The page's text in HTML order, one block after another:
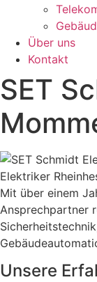
Über uns
Kontakt
SET
Mit über einem
Ansprechpartner
Unsere